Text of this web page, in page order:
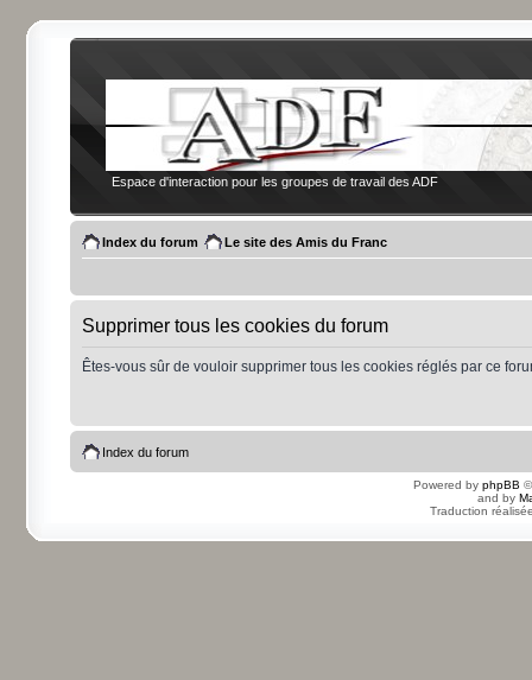
Espace d'interaction pour les groupes de travail des ADF
Index du forum Le site des Amis du Franc
Supprimer tous les cookies du forum
Êtes-vous sûr de vouloir supprimer tous les cookies réglés par ce
Index du forum
Powered by phpBB
and by
Traduction